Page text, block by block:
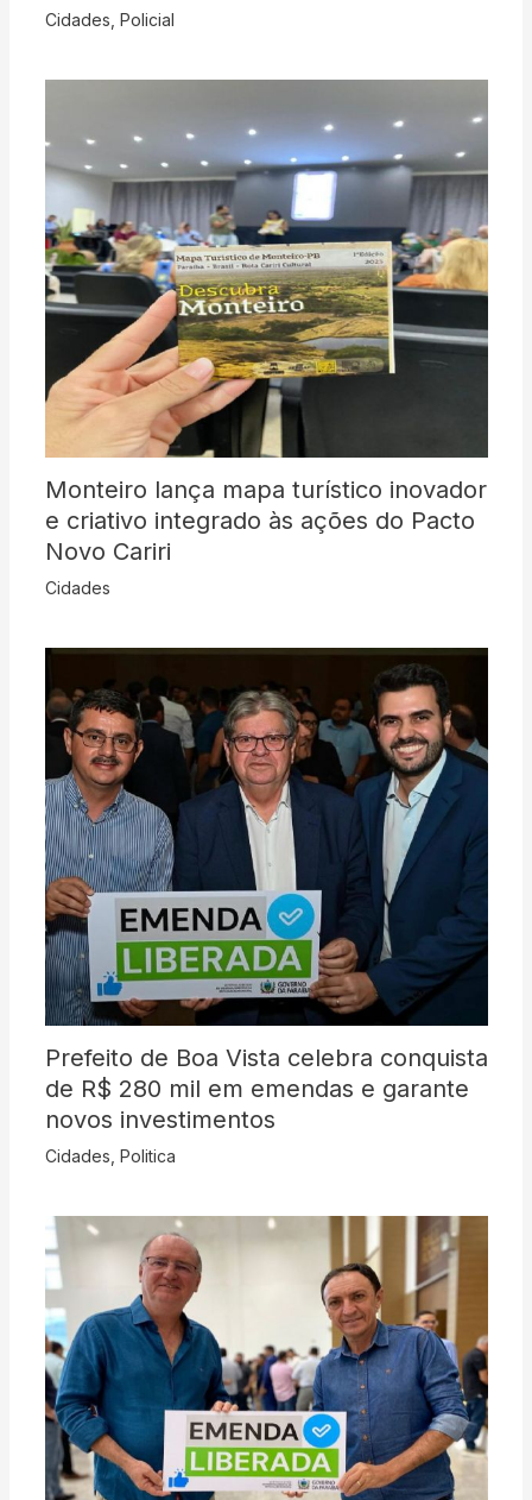
Cidades Policial
Monteiro lança mapa turístico inovador
e criativo integrado às ações do Pacto
Novo Cariri
Cidades
Prefeito de Boa Vista celebra conquista
de R$ 280 mil em emendas e garante
novos investimentos
Cidades Politica